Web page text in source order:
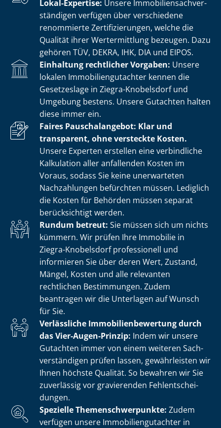
Lokal-Expertise: Unsere Im­mo­bi­li­en­sach­ver­
stän­di­gen verfügen über verschiedene
renommierte Zer­ti­fi­zie­run­gen, welche die
Qualität ihrer Wertermittlung bezeugen. Dazu
gehören TÜV, DEKRA, IHK, DIA und EIPOS.
Einhaltung rechtlicher Vorgaben: Unsere
lokalen Im­mo­bi­li­en­gut­ach­ter kennen die
Gesetzeslage in Ziegra-Knobelsdorf und
Umgebung bestens. Unsere Gutachten halten
diese immer ein.
Faires Pauschalangebot: Klar und
transparent, ohne versteckte Kosten.
Unsere Experten erstellen eine verbindliche
Kalkulation aller anfallenden Kosten im
Voraus, sodass Sie keine unerwarteten
Nachzahlungen befürchten müssen. Lediglich
die Kosten für Behörden müssen separat
berücksichtigt werden.
Rundum betreut: Sie müssen sich um nichts
kümmern. Wir prüfen Ihre Immobilie in
Ziegra-Knobelsdorf professionell und
informieren Sie über deren Wert, Zustand,
Mängel, Kosten und alle relevanten
rechtlichen Bestimmungen. Zudem
beantragen wir die Unterlagen auf Wunsch
für Sie.
Verlässliche Im­mo­bi­li­en­be­wer­tung durch
das Vier-Augen-Prinzip: Indem wir unsere
Gutachten immer von einem weiteren Sach­
ver­stän­di­gen prüfen lassen, gewährleisten wir
Ihnen höchste Qualität. So bewahren wir Sie
zuverlässig vor gravierenden Fehl­ent­schei­
dun­gen.
Spezielle The­men­schwer­punk­te: Zudem
verfügen unsere Im­mo­bi­li­en­gut­ach­ter in